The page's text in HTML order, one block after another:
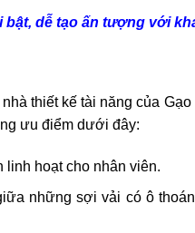
bật, dễ tạo ấn tượng với
thiết kế tài năng của
ưu điểm dưới đây:
linh hoạt cho nhân viên.
những sợi vải có ô